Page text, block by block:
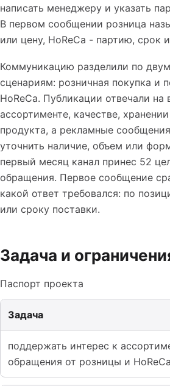
написать менеджеру и указать
В первом сообщении розница
или цену, HoReCa - партию, срок
Коммуникацию разделили по
сценариям: розничная покупка и
HoReCa. Публикации отвечали на
ассортименте, качестве,
продукта, а рекламные
уточнить наличие, объем или
первый месяц канал принес 52
обращения. Первое сообщение
какой ответ требовался: по
или сроку поставки.
Задача и
Паспорт проекта
Задача
поддержать интерес к
обращения от розницы и HoReCa